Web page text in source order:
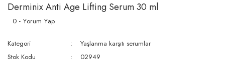
Derminix Anti Age Lifting Serum 30 ml
0 - Yorum Yap
Kategori
Yaşlanma karşıtı serumlar
Stok Kodu
02949